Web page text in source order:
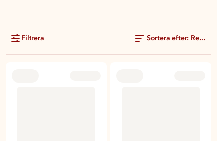
Filtrera Sortera efter: